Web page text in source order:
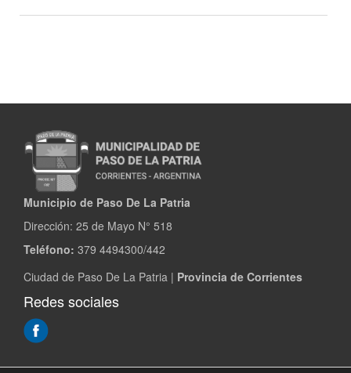
Municipio de Paso De La Patria
Dirección: 25 de Mayo N° 518
Teléfono: 379 4494300/442
Ciudad de Paso De La Patria | Provincia de Corrientes
Redes sociales